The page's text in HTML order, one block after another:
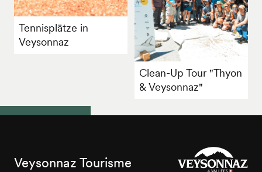
Tennisplätze in
Veysonnaz
Clean-Up Tour "Thyon
& Veysonnaz"
Veysonnaz Tourisme